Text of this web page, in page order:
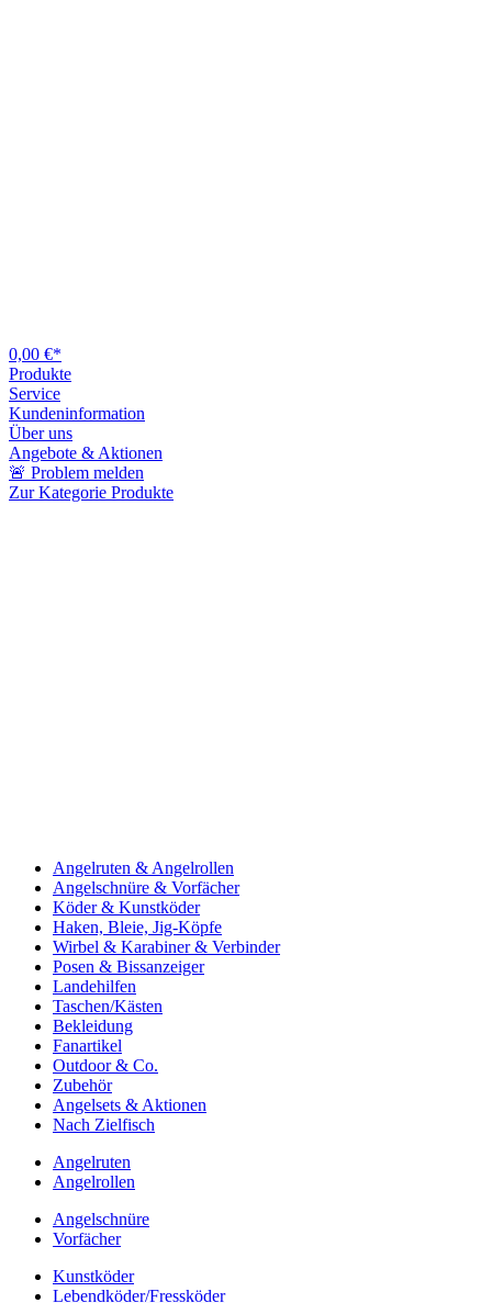
0,00 €*
Produkte
Service
Kundeninformation
Über uns
Angebote & Aktionen
🚨 Problem melden
Zur Kategorie Produkte
Angelruten & Angelrollen
Angelschnüre & Vorfächer
Köder & Kunstköder
Haken, Bleie, Jig-Köpfe
Wirbel & Karabiner & Verbinder
Posen & Bissanzeiger
Landehilfen
Taschen/Kästen
Bekleidung
Fanartikel
Outdoor & Co.
Zubehör
Angelsets & Aktionen
Nach Zielfisch
Angelruten
Angelrollen
Angelschnüre
Vorfächer
Kunstköder
Lebendköder/Fressköder